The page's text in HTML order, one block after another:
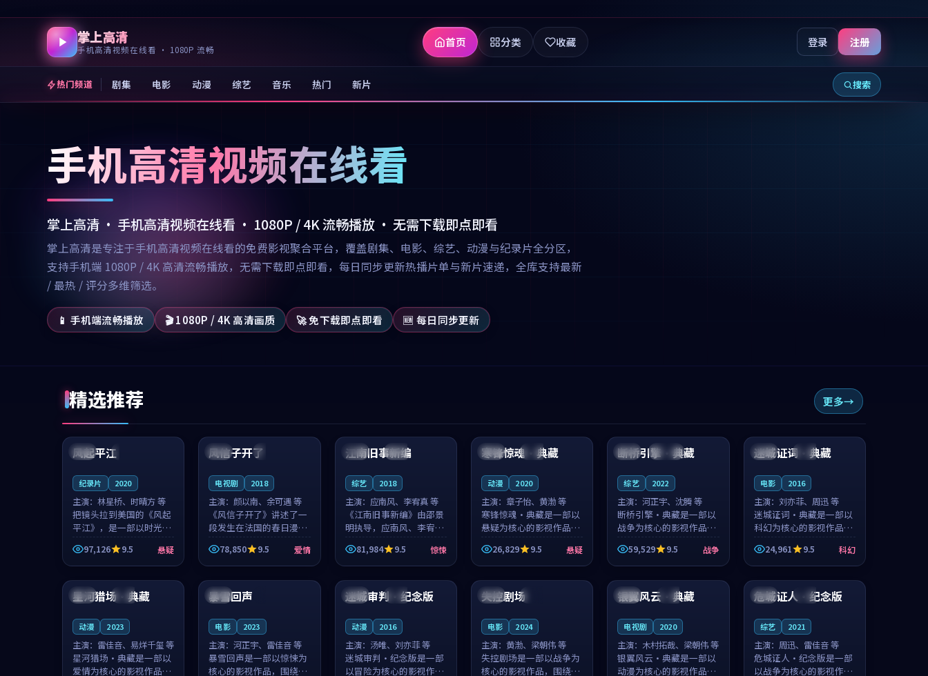
掌上高清
手机高清视频在线看 · 1080P 流畅
首页 分类 收藏 登录 注册
热门频道 剧集 电影 动漫 综艺 音乐 热门 新片 搜索
手机高清视频在线看
掌上高清 · 手机高清视频在线看 · 1080P / 4K 流畅播放 · 无需下载即点即看
掌上高清是专注于手机高清视频在线看的免费影视聚合平台，覆盖剧集、电影、综艺、动漫与纪录片全分区，
支持手机端 1080P / 4K 高清流畅播放，无需下载即点即看，每日同步更新热播片单与新片速递，全库支持最新
/ 最热 / 评分多维筛选。
📱 手机端流畅播放 🎬 1080P / 4K 高清画质 🚀 免下载即点即看 🆕 每日同步更新
精选推荐 更多
美国
99:07
风起平江
纪录片 2020
主演： 林星桥、时晴方 等
把镜头拉到美国的《风起
平江》，是一部以时光记
忆为底色的悬疑作品。林
星桥和时晴方贡献了2020
年颇受关注的合作演出，
影片在情感层次与现实质
感之间游...
97,126 9.5 悬疑
法国 4K
99:21
风信子开了
电视剧 2018
主演：颜以南、余可遇 等
《风信子开了》讲述了一
段发生在法国的春日漫步
故事。颜以南饰演的主角
与余可遇的角色因一场意
外卷入更深的纠葛，爱情
元素贯穿始终，节奏稳健
而富有张力，...
78,850 9.5 爱情
日本 院线
99:53
江南旧事新编
综艺 2018
主演： 应南风、李宥真 等
《江南旧事新编》由邵景
明执导，应南风、李宥真
领衔主演，是一部2018年
上映的日本惊悚综艺。影
片以邻里温情为切入，呈
现一段从初遇到告别都浸
着真实情...
81,984 9.5 惊悚
中国 杜比
99:36
寒锋惊魂·典藏
动漫 2020
主演： 章子怡、黄渤 等
寒锋惊魂·典藏是一部以
悬疑为核心的影视作品，
围绕危机、反转与人物成
长展开，整体节奏紧凑，
值得推荐观看。
26,829 9.5 悬疑
英国 连载中
99:17
断桥引擎·典藏
综艺 2022
主演：河正宇、沈腾 等
断桥引擎·典藏是一部以
战争为核心的影视作品，
围绕危机、反转与人物成
长展开，整体节奏紧凑，
值得推荐观看。
59,529 9.5 战争
日本 完结
99:40
迷城证词·典藏
电影 2016
主演： 刘亦菲、周迅 等
迷城证词·典藏是一部以
科幻为核心的影视作品，
围绕危机、反转与人物成
长展开，整体节奏紧凑，
值得推荐观看。
24,961 9.5 科幻
中国 院线
99:33
星河猎场·典藏
动漫 2023
主演： 雷佳音、易烊千玺 等
星河猎场·典藏是一部以
爱情为核心的影视作品，
泰国
94:52
暴雪回声
电影 2023
主演：河正宇、雷佳音 等
暴雪回声是一部以惊悚为
核心的影视作品，围绕危
泰国 杜比
99:37
迷城审判·纪念版
动漫 2016
主演： 汤唯、刘亦菲 等
迷城审判·纪念版是一部
以冒险为核心的影视作
泰国
99:56
失控剧场
电影 2024
主演： 黄渤、梁朝伟 等
失控剧场是一部以战争为
核心的影视作品，围绕危
中国 热播
89:28
银翼风云·典藏
电视剧 2020
主演： 木村拓哉、梁朝伟 等
银翼风云·典藏是一部以
动漫为核心的影视作品，
英国 院线
98:27
危城证人·纪念版
综艺 2021
主演： 周迅、雷佳音 等
危城证人·纪念版是一部
以战争为核心的影视作